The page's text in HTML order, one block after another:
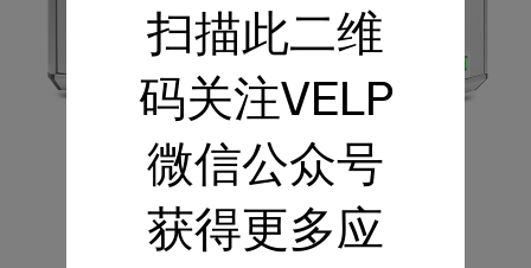
NDA 702 Dumas氮分析仪
扫描此二维
码关注VELP
微信公众号
获得更多应